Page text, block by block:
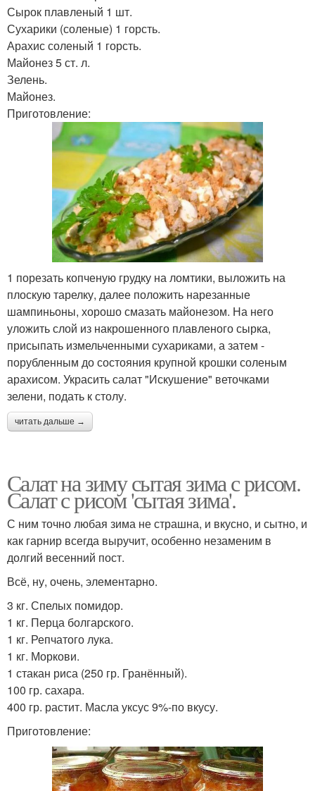
Сырок плавленый 1 шт.
Сухарики (соленые) 1 горсть.
Арахис соленый 1 горсть.
Майонез 5 ст. л.
Зелень.
Майонез.
Приготовление:
1 порезать копченую грудку на ломтики, выложить на
плоскую тарелку, далее положить нарезанные
шампиньоны, хорошо смазать майонезом. На него
уложить слой из накрошенного плавленого сырка,
присыпать измельченными сухариками, а затем -
порубленным до состояния крупной крошки соленым
арахисом. Украсить салат "Искушение" веточками
зелени, подать к столу.
читать дальше →
Салат на зиму сытая зима с рисом.
Салат с рисом 'сытая зима'.
С ним точно любая зима не страшна, и вкусно, и сытно, и
как гарнир всегда выручит, особенно незаменим в
долгий весенний пост.
Всё, ну, очень, элементарно.
3 кг. Спелых помидор.
1 кг. Перца болгарского.
1 кг. Репчатого лука.
1 кг. Моркови.
1 стакан риса (250 гр. Гранённый).
100 гр. сахара.
400 гр. растит. Масла уксус 9%-по вкусу.
Приготовление: